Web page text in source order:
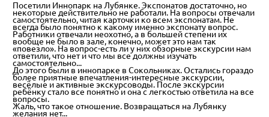
Посетили Иннопарк на Лубянке. Экспонатов достаточно, но
некоторые действительно не работали. На вопросы отвечали
самостоятельно, читая карточки ко всем экспонатам. Не
всегда было понятно к какому именно экспонату вопрос.
Работники отвечали неохотно, а в большей степени их
вообще не было в зале, конечно, может это нам так
«повезло». На вопрос-есть ли у них обзорные экскурсии нам
ответили, что нет и что мы все должны изучать
самостоятельно...
До этого были в иннопарке в Сокольниках. Остались гораздо
более приятные впечатления-интересные экскурсии,
весёлые и активные экскурсоводы. После экскурсии
ребёнку стало все понятно и она с легкостью ответила на все
вопросы.
Жаль, что такое отношение. Возвращаться на Лубянку
желания нет...